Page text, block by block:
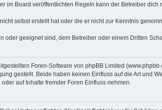
im Board veröffentlichten Regeln kann der Betreiber dich
selbst erstellt hat oder die er nicht zur Kenntnis
geeignet sind, dem Betreiber oder einem Dritten
Foren-Software von phpBB Limited
gestellt. Beide haben keinen Einfluss auf die Art und
auf Inhalte fremder Foren Einfluss nehmen.